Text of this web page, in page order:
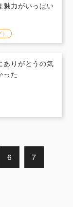
魅力がいっぱい
ありがとうの気
った
6 7